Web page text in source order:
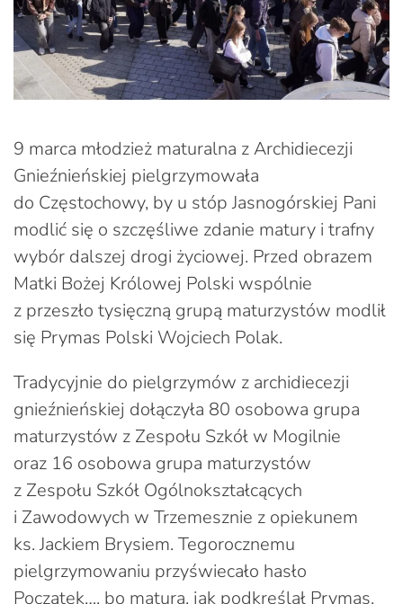
9 marca młodzież maturalna z Archidiecezji
Gnieźnieńskiej pielgrzymowała
do Częstochowy, by u stóp Jasnogórskiej Pani
modlić się o szczęśliwe zdanie matury i trafny
wybór dalszej drogi życiowej. Przed obrazem
Matki Bożej Królowej Polski wspólnie
z przeszło tysięczną grupą maturzystów modlił
się Prymas Polski Wojciech Polak.
Tradycyjnie do pielgrzymów z archidiecezji
gnieźnieńskiej dołączyła 80 osobowa grupa
maturzystów z Zespołu Szkół w Mogilnie
oraz 16 osobowa grupa maturzystów
z Zespołu Szkół Ogólnokształcących
i Zawodowych w Trzemesznie z opiekunem
ks. Jackiem Brysiem. Tegorocznemu
pielgrzymowaniu przyświecało hasło
Początek…, bo matura, jak podkreślał Prymas,